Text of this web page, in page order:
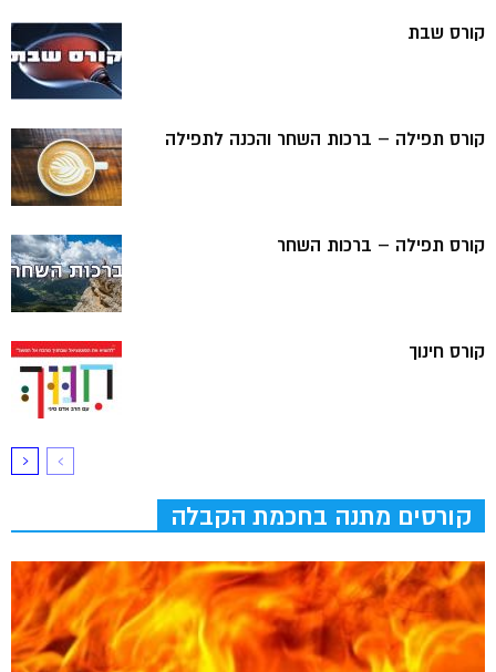
קורס שבת
קורס תפילה – ברכות השחר והכנה לתפילה
קורס תפילה – ברכות השחר
קורס חינוך
קורסים מתנה בחכמת הקבלה